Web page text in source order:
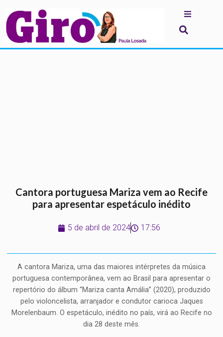
Cantora portuguesa Mariza vem ao Recife
para apresentar espetáculo inédito
5 de abril de 2024 17:56
A cantora Mariza, uma das maiores intérpretes da música
portuguesa contemporânea, vem ao Brasil para apresentar o
repertório do álbum “Mariza canta Amália” (2020), produzido
pelo violoncelista, arranjador e condutor carioca Jaques
Morelenbaum. O espetáculo, inédito no país, virá ao Recife no
dia 28 deste mês.